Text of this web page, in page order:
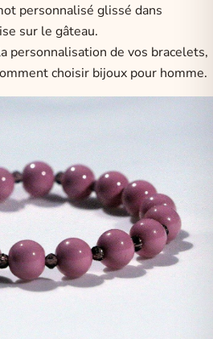
personnalisé glissé dans
sur le gâteau.
personnalisation de vos bracelets,
choisir bijoux pour homme.